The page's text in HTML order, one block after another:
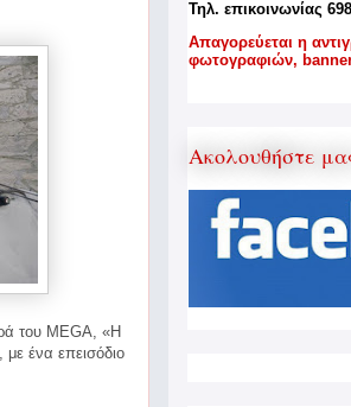
του MEGA, «Η
ένα επεισόδιο
Τηλ. επικοινωνίας
Aπαγορεύεται η
φωτογραφιών,
Ακολουθήστε